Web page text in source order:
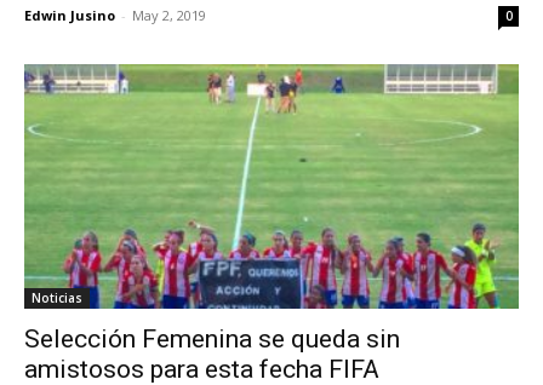
Edwin Jusino - May 2, 2019 0
Noticias
Selección Femenina se queda sin
amistosos para esta fecha FIFA